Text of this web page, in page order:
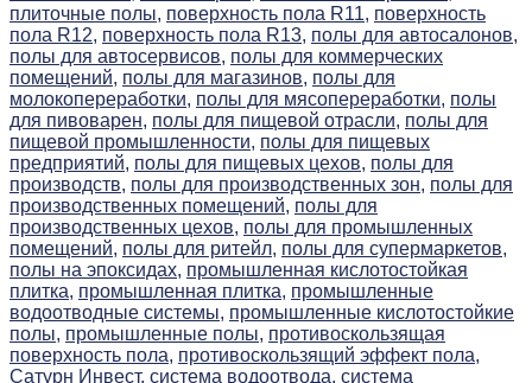
плиточные полы, поверхность пола R11, поверхность
пола R12, поверхность пола R13, полы для автосалонов,
полы для автосервисов, полы для коммерческих
помещений, полы для магазинов, полы для
молокопереработки, полы для мясопереработки, полы
для пивоварен, полы для пищевой отрасли, полы для
пищевой промышленности, полы для пищевых
предприятий, полы для пищевых цехов, полы для
производств, полы для производственных зон, полы для
производственных помещений, полы для
производственных цехов, полы для промышленных
помещений, полы для ритейл, полы для супермаркетов,
полы на эпоксидах, промышленная кислотостойкая
плитка, промышленная плитка, промышленные
водоотводные системы, промышленные кислотостойкие
полы, промышленные полы, противоскользящая
поверхность пола, противоскользящий эффект пола,
Сатурн Инвест, система водоотвода, система